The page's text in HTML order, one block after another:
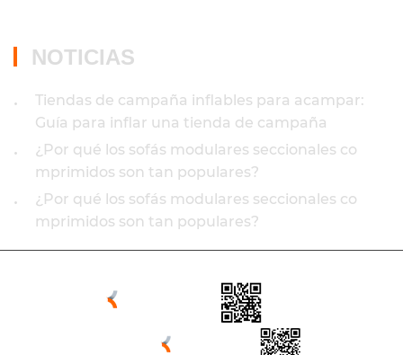
NOTICIAS
•
Tiendas de campaña inflables para acampar:
Guía para inflar una tienda de campaña
•
¿Por qué los sofás modulares seccionales co
mprimidos son tan populares?
•
¿Por qué los sofás modulares seccionales co
mprimidos son tan populares?